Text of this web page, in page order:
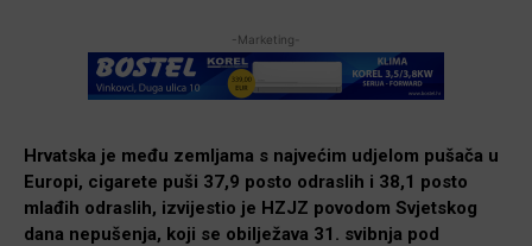
-Marketing-
Hrvatska je među zemljama s najvećim udjelom pušača u
Europi, cigarete puši 37,9 posto odraslih i 38,1 posto
mlađih odraslih, izvijestio je HZJZ povodom Svjetskog
dana nepušenja, koji se obilježava 31. svibnja pod